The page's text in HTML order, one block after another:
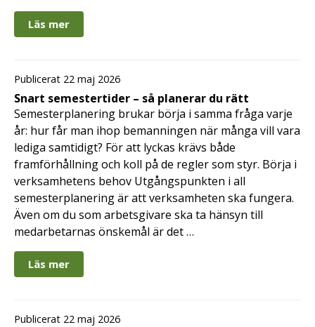
Läs mer
Publicerat 22 maj 2026
Snart semestertider – så planerar du rätt
Semesterplanering brukar börja i samma fråga varje
år: hur får man ihop bemanningen när många vill vara
lediga samtidigt? För att lyckas krävs både
framförhållning och koll på de regler som styr. Börja i
verksamhetens behov Utgångspunkten i all
semesterplanering är att verksamheten ska fungera.
Även om du som arbetsgivare ska ta hänsyn till
medarbetarnas önskemål är det …
Läs mer
Publicerat 22 maj 2026